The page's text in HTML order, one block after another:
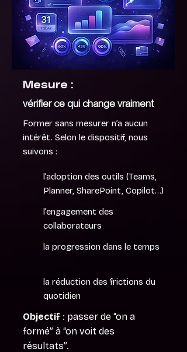
Mesure :
vérifier ce qui change vraiment
Former sans mesurer n’a aucun
intérêt. Selon le dispositif, nous
suivons :
l’adoption des outils (Teams,
Planner, SharePoint, Copilot…)
l’engagement des
collaborateurs
la progression dans le temps
la réduction des frictions du
quotidien
Objectif : passer de “on a
formé” à “on voit des
résultats”.